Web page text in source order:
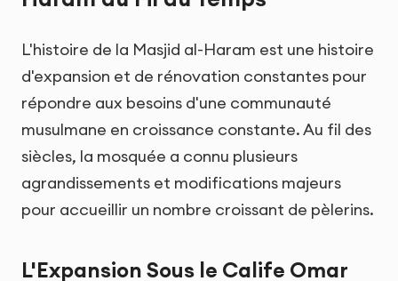
L'histoire de la Masjid al-Haram est une histoire
d'expansion et de rénovation constantes pour
répondre aux besoins d'une communauté
musulmane en croissance constante. Au fil des
siècles, la mosquée a connu plusieurs
agrandissements et modifications majeurs
pour accueillir un nombre croissant de pèlerins.
L'Expansion Sous le Calife Omar